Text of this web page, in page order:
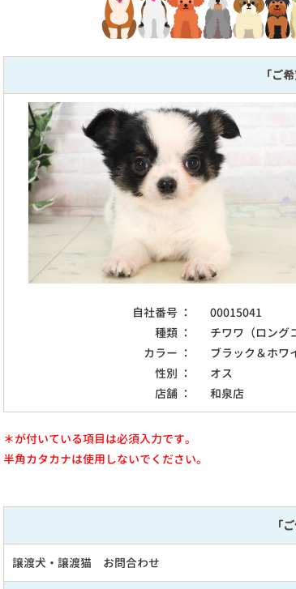
「ご
自社番号 ：
00015041
種類 ：
チワワ（ロング
カラー ：
ブラック＆ホワ
性別 ：
オス
店舗 ：
和泉店
＊が付いている項目は必須入力です。
半角カタカナは使用しないでください。
「
譲渡犬・譲渡猫 お問合わせ